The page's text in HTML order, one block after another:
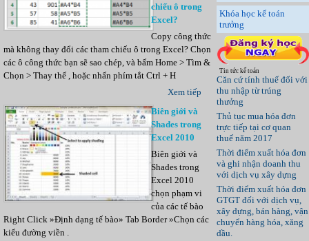
chiếu ô trong
Excel?
Copy công thức
mà không thay đổi các tham chiếu ô trong Excel? Chọn
các ô công thức bạn sẽ sao chép, và bấm Home > Tìm &
Chọn > Thay thế , hoặc nhấn phím tắt Ctrl + H
Xem tiếp
Biên giới và
Shades trong
Excel 2010
Biên giới và
Shades trong
Excel 2010
chọn phạm vi
của các tế bào
Right Click »Định dạng tế bào» Tab Border »Chọn các
kiểu đường viền .
Khóa học kế toán
trưởng
Tin tức kế toán
Căn cứ tính thuế đối với
thu nhập từ trúng
thưởng
Thủ tục mua hóa đơn
trực tiếp tại cơ quan
thuế năm 2017
Thời điểm xuất hóa đơn
và ghi nhận doanh thu
với dịch vụ xây dựng
Thời điểm xuất hóa đơn
GTGT đối với dịch vụ,
xây dựng, bán hàng, vận
chuyển hàng hóa, xăng
dầu.